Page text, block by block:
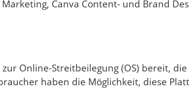
Canva Content- und Brand
Online-Streitbeilegung (OS) bereit,
haben die Möglichkeit, diese